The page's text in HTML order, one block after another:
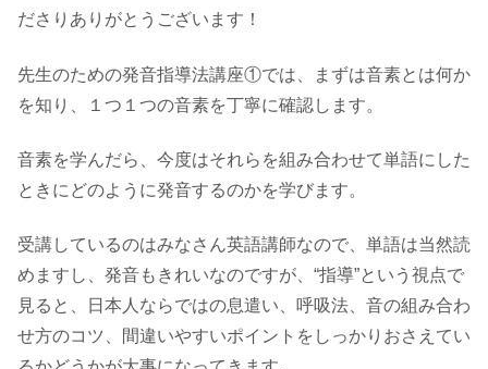
ださりありがとうございます！
先生のための発音指導法講座①では、まずは音素とは何か
を知り、１つ１つの音素を丁寧に確認します。
音素を学んだら、今度はそれらを組み合わせて単語にした
ときにどのように発音するのかを学びます。
受講しているのはみなさん英語講師なので、単語は当然読
めますし、発音もきれいなのですが、“指導”という視点で
見ると、日本人ならではの息遣い、呼吸法、音の組み合わ
せ方のコツ、間違いやすいポイントをしっかりおさえてい